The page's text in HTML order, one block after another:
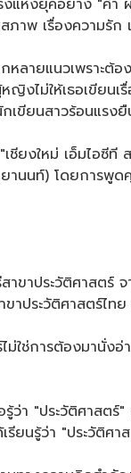
แห่งยุคอย่าง "คำ
พ เรื่องความรัก
ลายแนวเพราะต้
ไม่ให้เธอเขียนเ
เขียนสาวร้อนแร
ชียงใหม่ เอ็มไอซี
นนท์) โดยการพูด
าประวัติศาสตร์
าประวัติศาสตร์ไท
ม่ใช่การต้องมานั่ง
รู้ว่า "ประวัติศาส
รียนรู้ว่า "ประวัติ